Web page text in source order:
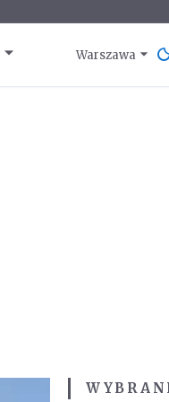
Warszawa